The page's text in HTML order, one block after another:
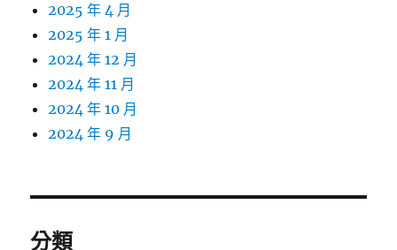
2025 年 4 月
2025 年 1 月
2024 年 12 月
2024 年 11 月
2024 年 10 月
2024 年 9 月
分類